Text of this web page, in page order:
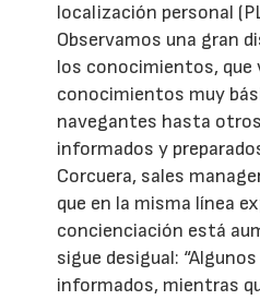
localización personal
Observamos una gran
los conocimientos, que
conocimientos muy
navegantes hasta
informados y
Corcuera, sales
que en la misma línea
concienciación está
sigue desigual:
informados, mientras